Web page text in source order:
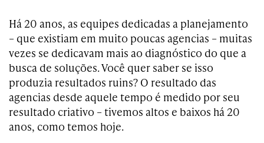
Há 20 anos, as equipes dedicadas a planejamento
– que existiam em muito poucas agencias – muitas
vezes se dedicavam mais ao diagnóstico do que a
busca de soluções. Você quer saber se isso
produzia resultados ruins? O resultado das
agencias desde aquele tempo é medido por seu
resultado criativo – tivemos altos e baixos há 20
anos, como temos hoje.